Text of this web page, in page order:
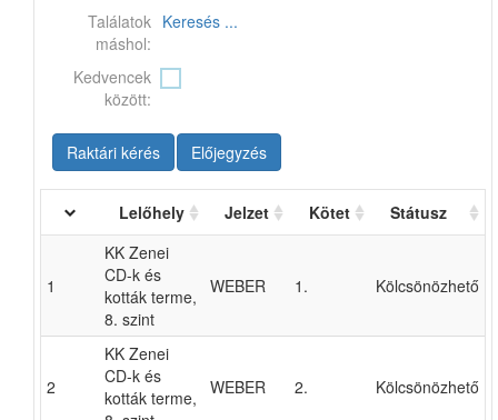
Találatok
máshol:
Keresés ...
Kedvencek
között:
Raktári kérés Előjegyzés
Lelőhely Jelzet Kötet Státusz
1
KK Zenei
CD-k és
kották terme,
8. szint
WEBER 1. Kölcsönözhető
2
KK Zenei
CD-k és
kották terme,
WEBER 2. Kölcsönözhető